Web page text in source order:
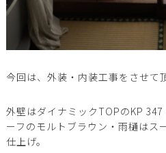
今回は、外装・内装工事をさせて
外壁はダイナミックTOPのKP
ーフのモルトブラウン・雨樋はス
仕上げ。